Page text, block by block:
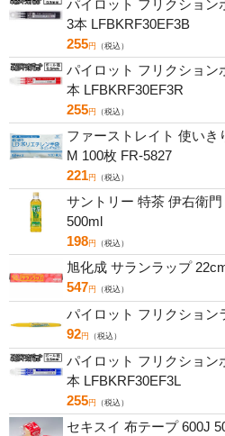
パイロット フリクション
3本 LFBKRF30EF3B
255円 （税込）
パイロット フリクション
本 LFBKRF30EF3R
255円 （税込）
ファーストレイト 使いき
M 100枚 FR-5827
221円 （税込）
サントリー 特茶 伊右衛
500ml
198円 （税込）
旭化成 サランラップ
547円 （税込）
パイロット フリクション
92円 （税込）
パイロット フリクション
本 LFBKRF30EF3L
255円 （税込）
セキスイ 布テープ 600J